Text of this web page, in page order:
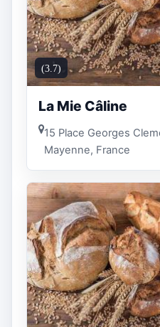
(3.7)
La Mie Câline
15 Place Georges
Mayenne, France